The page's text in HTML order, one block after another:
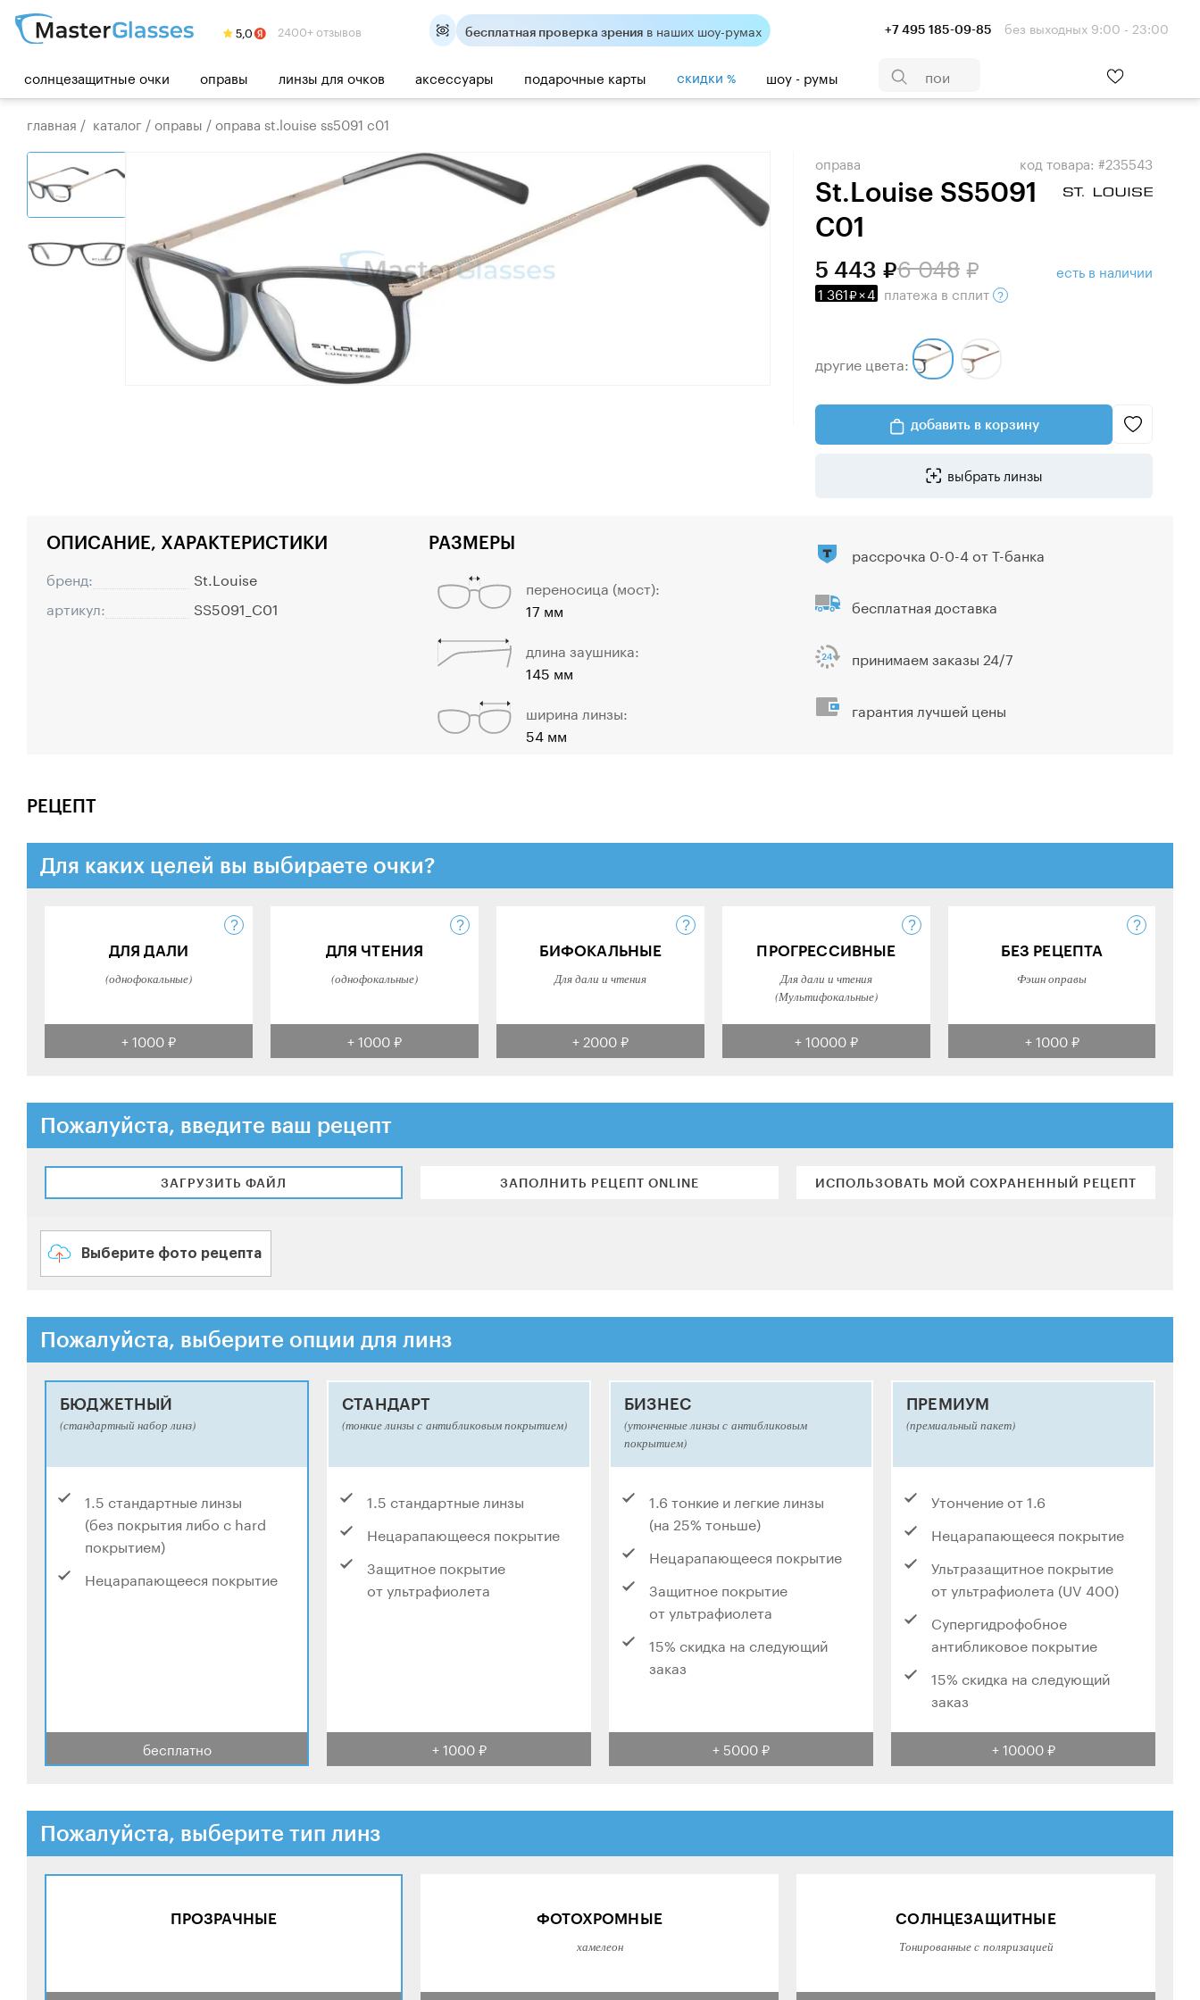
2400+ отзывов +7 495 185-09-85 без выходных 9:00 - 23:00
бесплатная проверка зрения в наших шоу-румах
солнцезащитные очки оправы линзы для очков аксессуары подарочные карты скидки % шоу - румы
главная / каталог /оправы /оправа st.louise ss5091 c01
оправа
St.Louise SS5091
C01
код товара: #235543
6 048
5 443
1 361 ×4 платежа в сплит
есть в наличии
другие цвета:
добавить в корзину
выбрать линзы
ОПИСАНИЕ, ХАРАКТЕРИСТИКИ
бренд:
St.Louise
артикул:
SS5091_C01
РАЗМЕРЫ
переносица (мост):
17 мм
длина заушника:
145 мм
ширина линзы:
54 мм
рассрочка 0-0-4 от Т-банка
бесплатная доставка
принимаем заказы 24/7
гарантия лучшей цены
РЕЦЕПТ
Для каких целей вы выбираете очки?
ДЛЯ ДАЛИ
(однофокальные)
+ 1000 ₽
ДЛЯ ЧТЕНИЯ
(однофокальные)
+ 1000 ₽
БИФОКАЛЬНЫЕ
Для дали и чтения
+ 2000 ₽
ПРОГРЕССИВНЫЕ
Для дали и чтения
(Мультифокальные)
+ 10000 ₽
БЕЗ РЕЦЕПТА
Фэшн оправы
+ 1000 ₽
Пожалуйста, введите ваш рецепт
ЗАГРУЗИТЬ ФАЙЛ ЗАПОЛНИТЬ РЕЦЕПТ ONLINE ИСПОЛЬЗОВАТЬ МОЙ СОХРАНЕННЫЙ РЕЦЕПТ
Выберите фото рецепта
Пожалуйста, выберите опции для линз
БЮДЖЕТНЫЙ
(стандартный набор линз)
1.5 стандартные линзы
(без покрытия либо с hard
покрытием)
Нецарапающееся покрытие
бесплатно
СТАНДАРТ
(тонкие линзы с антибликовым покрытием)
1.5 стандартные линзы
Нецарапающееся покрытие
Защитное покрытие
от ультрафиолета
+ 1000 ₽
БИЗНЕС
(утонченные линзы с антибликовым
покрытием)
1.6 тонкие и легкие линзы
(на 25% тоньше)
Нецарапающееся покрытие
Защитное покрытие
от ультрафиолета
15% скидка на следующий
заказ
+ 5000 ₽
ПРЕМИУМ
(премиальный пакет)
Утончение от 1.6
Нецарапающееся покрытие
Ультразащитное покрытие
от ультрафиолета (UV 400)
Супергидрофобное
антибликовое покрытие
15% скидка на следующий
заказ
+ 10000 ₽
Пожалуйста, выберите тип линз
ПРОЗРАЧНЫЕ ФОТОХРОМНЫЕ
хамелеон
СОЛНЦЕЗАЩИТНЫЕ
Тонированные с поляризацией